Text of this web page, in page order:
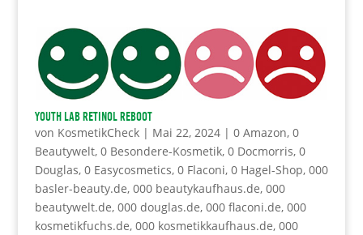
YOUTH Lab Retinol Reboot
von KosmetikCheck| Mai 22, 2024| 0 Amazon, 0
Beautywelt, 0 Besondere-Kosmetik, 0 Docmorris, 0
Douglas, 0 Easycosmetics, 0 Flaconi, 0 Hagel-Shop, 000
basler-beauty.de, 000 beautykaufhaus.de, 000
beautywelt.de, 000 douglas.de, 000 flaconi.de, 000
kosmetikfuchs.de, 000 kosmetikkaufhaus.de, 000